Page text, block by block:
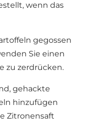
wenn das
gegossen
Sie einen
zu zerdrücken.
gehackte
hinzufügen
Zitronensaft